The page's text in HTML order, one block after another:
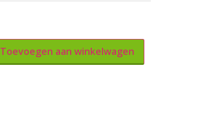
Toevoegen aan winkelwagen